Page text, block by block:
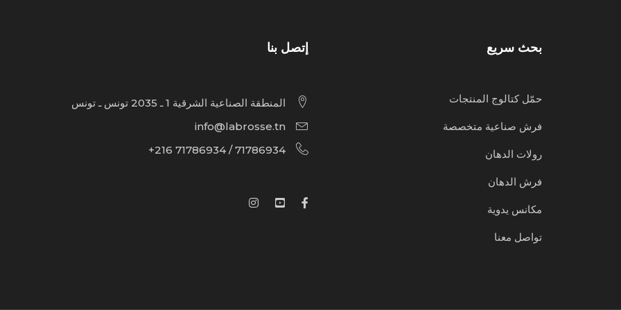
إتصل بنا
المنطقة الصناعية الشرقية 1 ـ 2035 تونس ـ تونس
info@labrosse.tn
71786934 / 71786934 216+
بحث سريع
حمّل كتالوج المنتجات
فرش صناعية متخصصة
رولات الدهان
فرش الدهان
مكانس يدوية
تواصل معنا